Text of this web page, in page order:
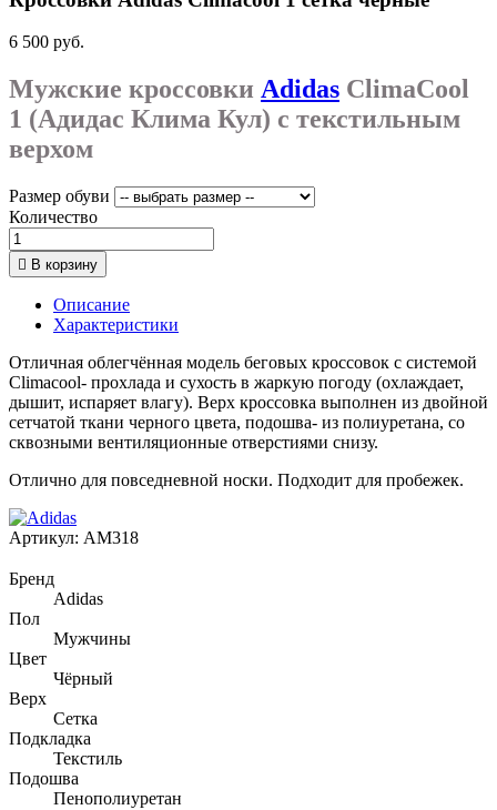
6 500 руб.
Мужские кроссовки Adidas ClimaCool
1 (Адидас Клима Кул) с текстильным
верхом
Размер обуви
Количество
 В корзину
Описание
Характеристики
Отличная облегчённая модель беговых кроссовок с системой
Climacool- прохлада и сухость в жаркую погоду (охлаждает,
дышит, испаряет влагу). Верх кроссовка выполнен из двойной
сетчатой ткани черного цвета, подошва- из полиуретана, со
сквозными вентиляционные отверстиями снизу.
Отлично для повседневной носки. Подходит для пробежек.
Артикул: AM318
Бренд
Adidas
Пол
Мужчины
Цвет
Чёрный
Верх
Сетка
Подкладка
Текстиль
Подошва
Пенополиуретан